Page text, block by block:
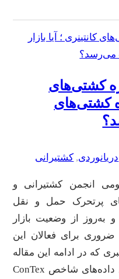
کشتی‌های
کشتی‌های
دریانوردی, کشتیرانی
انجمن کشتیرانی و
پرتحرک حمل و نقل
و به‌روز از وضعیت بازار
ضروری برای فعالان این
که در ادامه این مقاله
می خوانید، با استفاده از آخرین داده‌های شاخص ConTex